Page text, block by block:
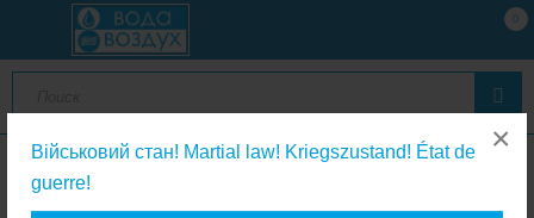
Військовий стан! Martial law! Kriegszustand! État de
guerre!
×
0
Промывные фильтры